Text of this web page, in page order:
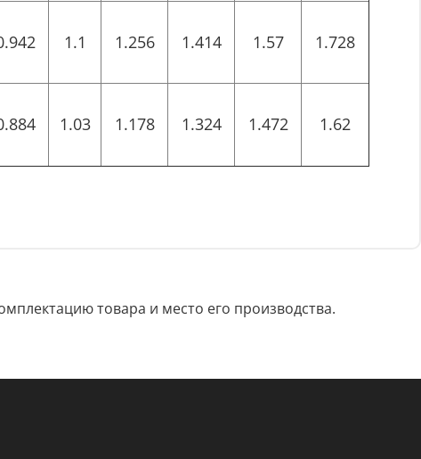
1.1 1.256 1.414 1.57 1.728
1.03 1.178 1.324 1.472 1.62
товара и место его производства.